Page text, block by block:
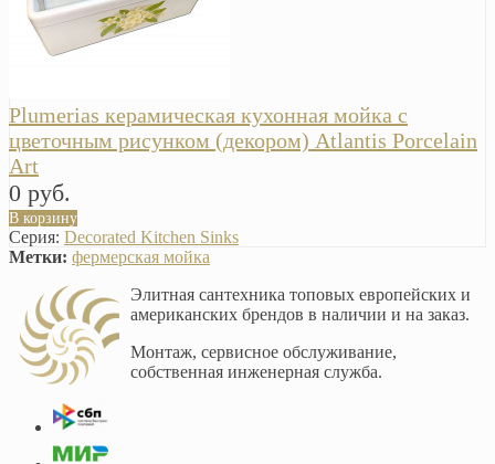
Plumerias керамическая кухонная мойка с
цветочным рисунком (декором) Atlantis Porcelain
Art
0 руб.
В корзину
Серия: Decorated Kitchen Sinks
Метки: фермерская мойка
Элитная сантехника топовых европейских и
американских брендов в наличии и на заказ.
Монтаж, сервисное обслуживание,
собственная инженерная служба.